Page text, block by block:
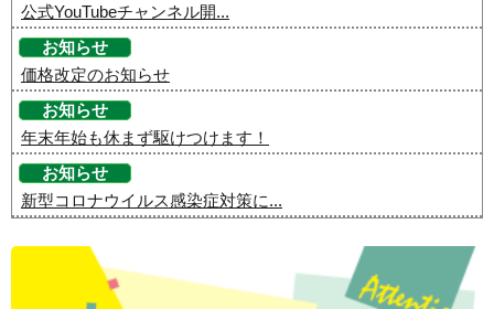
公式YouTubeチャンネル開...
お知らせ
価格改定のお知らせ
お知らせ
年末年始も休まず駆けつけます！
お知らせ
新型コロナウイルス感染症対策に...